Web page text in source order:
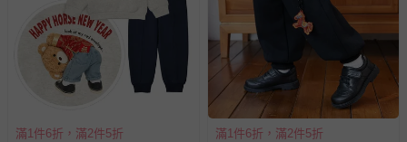
滿1件6折，滿2件5折 滿1件6折，滿2件5折